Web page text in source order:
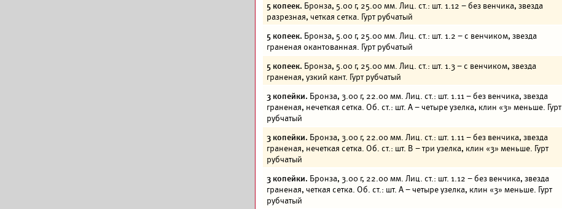
5 копеек. Бронза, 5.00 г, 25.00 мм. Лиц. ст.: шт. 1.12 – без венчика, звезда
разрезная, четкая сетка. Гурт рубчатый
5 копеек. Бронза, 5.00 г, 25.00 мм. Лиц. ст.: шт. 1.2 – с венчиком, звезда
граненая окантованная. Гурт рубчатый
5 копеек. Бронза, 5.00 г, 25.00 мм. Лиц. ст.: шт. 1.3 – с венчиком, звезда
граненая, узкий кант. Гурт рубчатый
3 копейки. Бронза, 3.00 г, 22.00 мм. Лиц. ст.: шт. 1.11 – без венчика, звезда
граненая, нечеткая сетка. Об. ст.: шт. А – четыре узелка, клин «3» меньше. Гурт
рубчатый
3 копейки. Бронза, 3.00 г, 22.00 мм. Лиц. ст.: шт. 1.11 – без венчика, звезда
граненая, нечеткая сетка. Об. ст.: шт. В – три узелка, клин «3» меньше. Гурт
рубчатый
3 копейки. Бронза, 3.00 г, 22.00 мм. Лиц. ст.: шт. 1.12 – без венчика, звезда
граненая, четкая сетка. Об. ст.: шт. А – четыре узелка, клин «3» меньше. Гурт
рубчатый